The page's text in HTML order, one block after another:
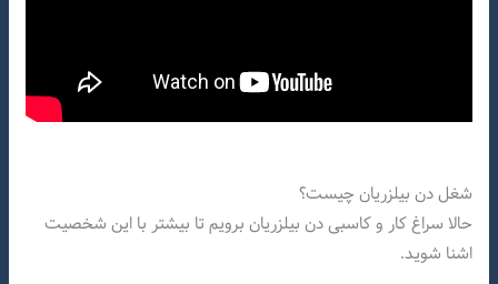
شغل دن بیلزریان چیست؟
حالا سراغ کار و کاسبی دن بیلزریان برویم تا بیشتر با این شخصیت
اشنا شوید.